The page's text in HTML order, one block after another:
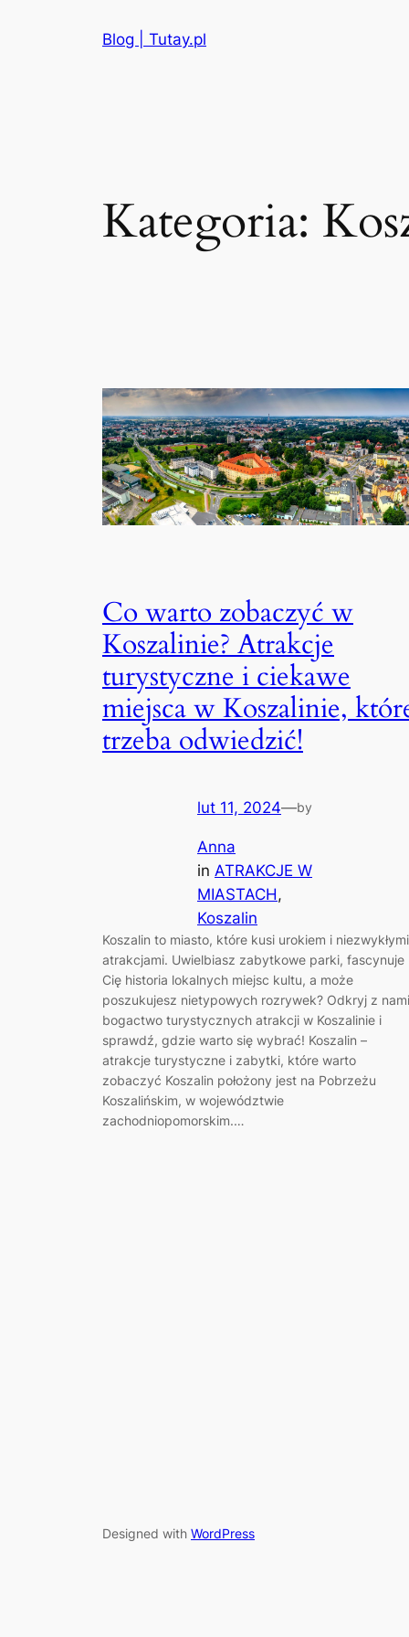
Blog | Tutay.pl
Kategoria:
Co warto zobaczyć w
Koszalinie? Atrakcje
turystyczne i ciekawe
miejsca w Koszalinie,
trzeba odwiedzić!
lut 11, 2024—by
Anna
in ATRAKCJE W
MIASTACH
Koszalin
Koszalin to miasto, które kusi urokiem i niezwykłymi
atrakcjami. Uwielbiasz zabytkowe parki, fascynuje
Cię historia lokalnych miejsc kultu, a może
poszukujesz nietypowych rozrywek? Odkryj z nami
bogactwo turystycznych atrakcji w Koszalinie i
sprawdź, gdzie warto się wybrać! Koszalin –
atrakcje turystyczne i zabytki, które warto
zobaczyć Koszalin położony jest na Pobrzeżu
Koszalińskim, w województwie
zachodniopomorskim.…
Designed with WordPress